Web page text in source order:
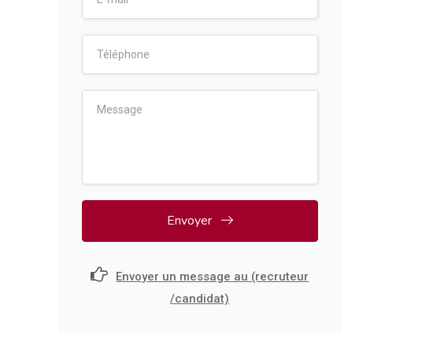
Envoyer
Envoyer un message au (recruteur
/candidat)